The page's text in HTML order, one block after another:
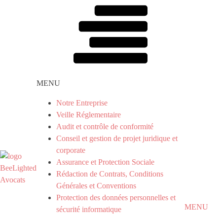
MENU
Notre Entreprise
Veille Réglementaire
Audit et contrôle de conformité
Conseil et gestion de projet juridique et
corporate
Assurance et Protection Sociale
Rédaction de Contrats, Conditions
Générales et Conventions
Protection des données personnelles et
sécurité informatique
MENU